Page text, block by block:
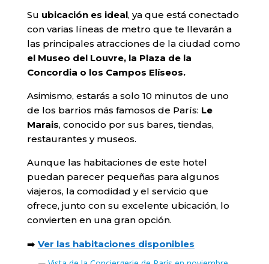
Su ubicación es ideal, ya que está conectado
con varias líneas de metro que te llevarán a
las principales atracciones de la ciudad como
el Museo del Louvre, la Plaza de la
Concordia o los Campos Elíseos.
Asimismo, estarás a solo 10 minutos de uno
de los barrios más famosos de París: Le
Marais, conocido por sus bares, tiendas,
restaurantes y museos.
Aunque las habitaciones de este hotel
puedan parecer pequeñas para algunos
viajeros, la comodidad y el servicio que
ofrece, junto con su excelente ubicación, lo
convierten en una gran opción.
➡️ Ver las habitaciones disponibles